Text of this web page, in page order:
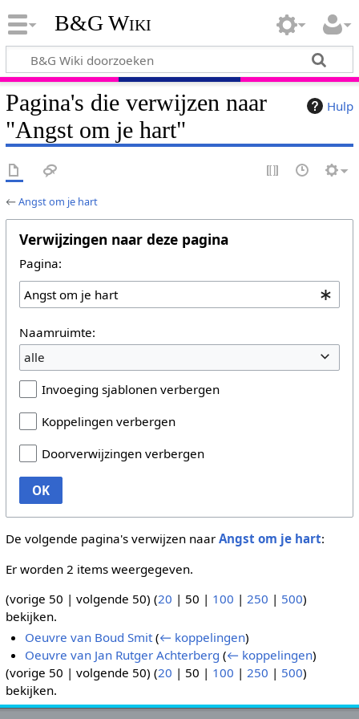
B&G Wiki
Hulp
Pagina's die verwijzen naar
"Angst om je hart"
←Angst om je hart
Verwijzingen naar deze pagina
Pagina:
Naamruimte:
alle
Invoeging sjablonen verbergen
Koppelingen verbergen
Doorverwijzingen verbergen
OK
De volgende pagina's verwijzen naar Angst om je hart:
Er worden 2 items weergegeven.
(vorige 50 | volgende 50) (20 | 50 | 100 | 250 | 500)
bekijken.
Oeuvre van Boud Smit (← koppelingen)
Oeuvre van Jan Rutger Achterberg (← koppelingen)
(vorige 50 | volgende 50) (20 | 50 | 100 | 250 | 500)
bekijken.